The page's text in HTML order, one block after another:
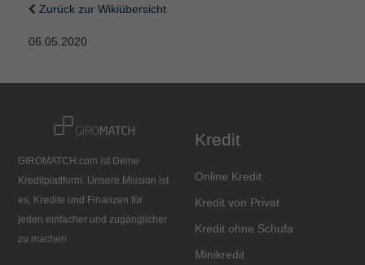
Zurück zur Wikiübersicht
06.05.2020
GIROMATCH.com ist Deine
Kreditplattform. Unsere Mission ist
es, Kredite und Finanzen für
jeden einfacher und zugänglicher
zu machen.
Kredit
Online Kredit
Kredit von Privat
Kredit ohne Schufa
Minikredit